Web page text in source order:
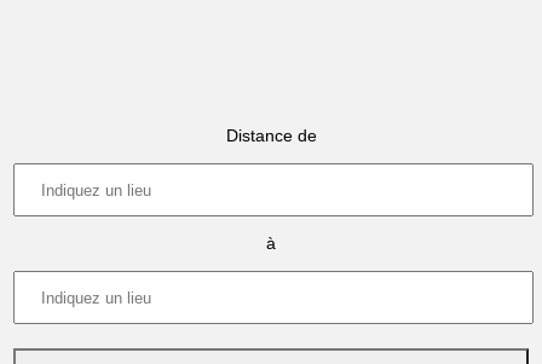
Distance de
à